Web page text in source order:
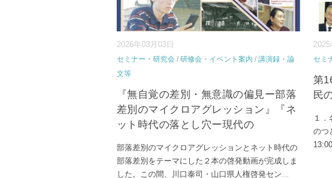
2026年03月03日
セミナー・研究会/ 研修会・イベント案内 / 講演録・論
文等
『無自覚の差別・無意識の偏見ー部落
差別のマイクロアグレッション』『ネ
ット時代の落とし穴ー現代の
部落差別のマイクロアグレッションとネット時代の
部落差別をテーマにした２本の啓発動画が完成しま
した。この間、川口泰司・山口県人権啓発セン...
2025
セミ
第
民
１
のつ